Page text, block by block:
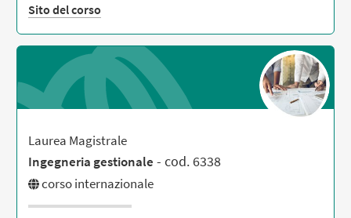
Sito del corso
Laurea Magistrale
Ingegneria gestionale - cod. 6338
corso internazionale